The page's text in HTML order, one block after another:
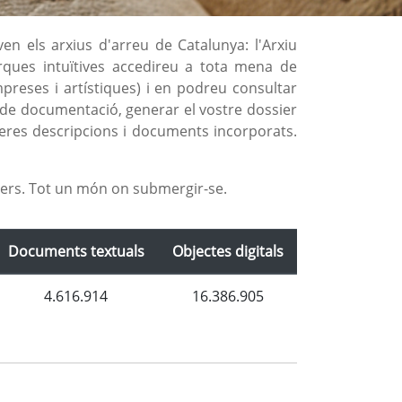
els arxius d'arreu de Catalunya: l'Arxiu
intuïtives accedireu a tota mena de
i artístiques) i en podreu consultar
documentació, generar el vostre dossier
descripcions i documents incorporats.
Tot un món on submergir-se.
Documents textuals Objectes digitals
4.616.914 16.386.905